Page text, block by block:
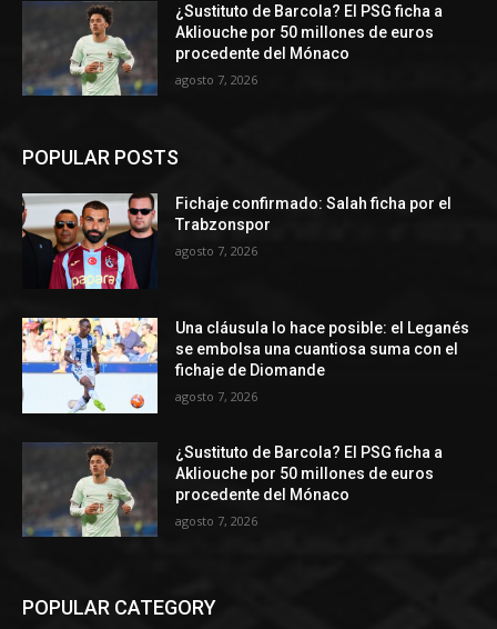
¿Sustituto de Barcola? El PSG ficha a
Akliouche por 50 millones de euros
procedente del Mónaco
agosto 7, 2026
POPULAR POSTS
Fichaje confirmado: Salah ficha por el
Trabzonspor
agosto 7, 2026
Una cláusula lo hace posible: el Leganés
se embolsa una cuantiosa suma con el
fichaje de Diomande
agosto 7, 2026
¿Sustituto de Barcola? El PSG ficha a
Akliouche por 50 millones de euros
procedente del Mónaco
agosto 7, 2026
POPULAR CATEGORY